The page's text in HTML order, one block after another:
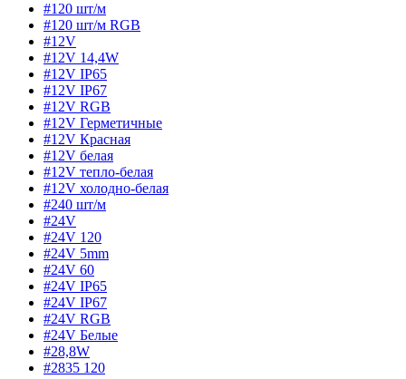
#120 шт/м
#120 шт/м RGB
#12V
#12V 14,4W
#12V IP65
#12V IP67
#12V RGB
#12V Герметичные
#12V Красная
#12V белая
#12V тепло-белая
#12V холодно-белая
#240 шт/м
#24V
#24V 120
#24V 5mm
#24V 60
#24V IP65
#24V IP67
#24V RGB
#24V Белые
#28,8W
#2835 120